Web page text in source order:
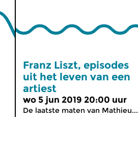
Franz Liszt, episodes
uit het leven van een
artiest
wo 5 jun 2019 20:00 uur
De laatste maten van Mathieu...